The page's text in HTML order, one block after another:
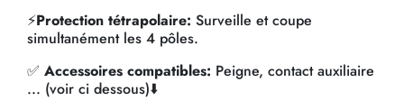
⚡Protection tétrapolaire: Surveille et coupe
simultanément les 4 pôles.
✅ Accessoires compatibles: Peigne, contact auxiliaire
... (voir ci dessous)⬇️